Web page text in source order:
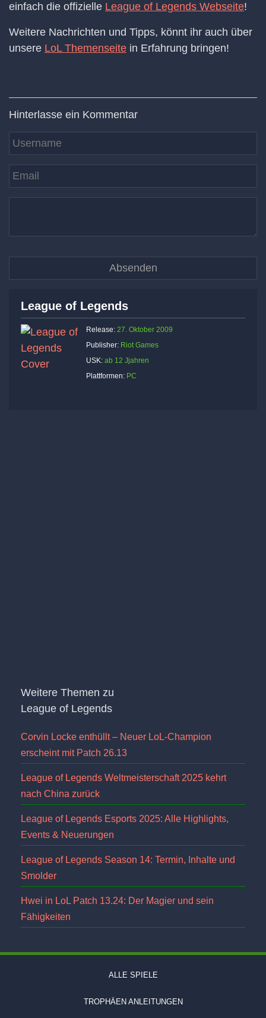
einfach die offizielle League of Legends Webseite!
Weitere Nachrichten und Tipps, könnt ihr auch über
unsere LoL Themenseite in Erfahrung bringen!
Hinterlasse ein Kommentar
League of Legends
Release: 27. Oktober 2009
Publisher: Riot Games
USK: ab 12 Jjahren
Plattformen: PC
Weitere Themen zu
League of Legends
Corvin Locke enthüllt – Neuer LoL-Champion
erscheint mit Patch 26.13
League of Legends Weltmeisterschaft 2025 kehrt
nach China zurück
League of Legends Esports 2025: Alle Highlights,
Events & Neuerungen
League of Legends Season 14: Termin, Inhalte und
Smolder
Hwei in LoL Patch 13.24: Der Magier und sein
Fähigkeiten
ALLE SPIELE
TROPHÄEN ANLEITUNGEN